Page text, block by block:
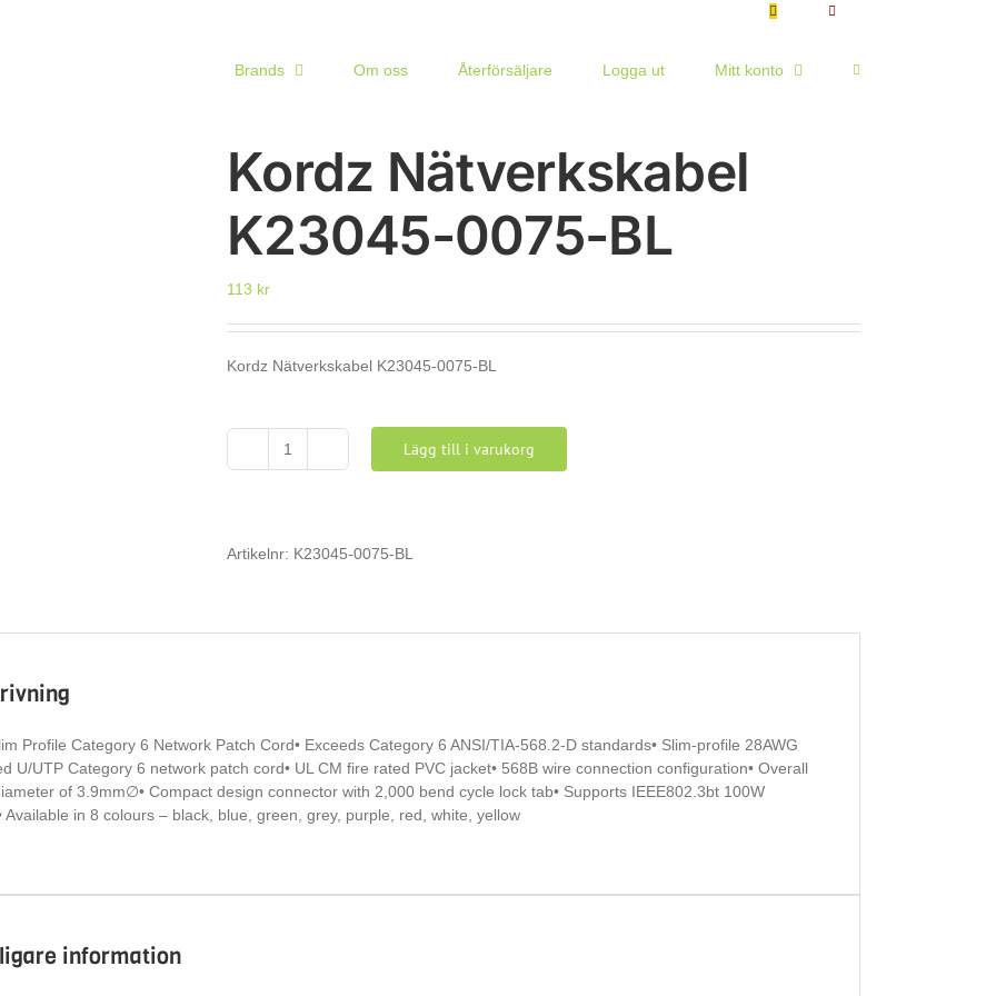
Brands Om oss Återförsäljare Logga ut Mitt konto
Kordz Nätverkskabel
K23045-0075-BL
113 kr
Kordz Nätverkskabel K23045-0075-BL
Kordz
BL
Lägg till i varukorg
Artikelnr: K23045-0075-BL
Profile Category 6 Network Patch Cord• Exceeds Category 6 ANSI/TIA-568.2-D standards• Slim-profile 28AWG
U/UTP Category 6 network patch cord• UL CM fire rated PVC jacket• 568B wire connection configuration• Overall
of 3.9mm∅• Compact design connector with 2,000 bend cycle lock tab• Supports IEEE802.3bt 100W
Available in 8 colours – black, blue, green, grey, purple, red, white, yellow
information